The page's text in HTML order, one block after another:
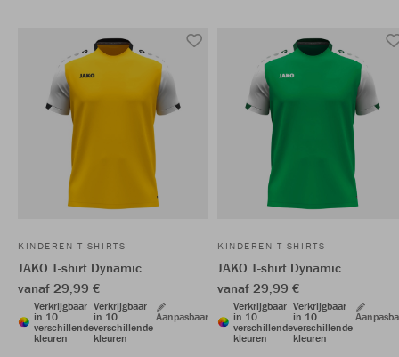
KINDEREN T-SHIRTS
JAKO T-shirt Dynamic
vanaf 29,99 €
Verkrijgbaar
in 10
verschillende
kleuren
Verkrijgbaar
in 10
verschillende
kleuren
Aanpasbaar
KINDEREN T-SHIRTS
JAKO T-shirt Dynamic
vanaf 29,99 €
Verkrijgbaar
in 10
verschillende
kleuren
Verkrijgbaar
in 10
verschillende
kleuren